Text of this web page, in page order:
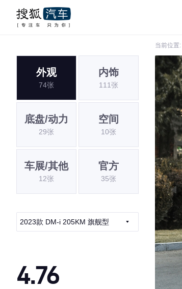
当前位置:
外观
74张
内饰
111张
底盘/动力
29张
空间
10张
车展/其他
12张
官方
35张
2023款 DM-i 205KM 旗舰型
4.76